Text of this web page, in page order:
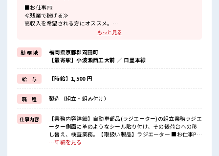
■お仕事PR
≪残業で稼げる≫
高収入を希望される方にオススメ。
残業は月20時間以上あります♪
明るすぎたり奇抜でなければ基本的に自由！
(規定有)制服があると毎日の服選びに悩まずOK♪
≪未経験OKの仕事≫
新しいことにチャレンジするのは不安だけど、
しっかり働く環境が整っています！
イチからスキルUP・ステップUP目指していきましょう！
≪自分に向いている仕事が探せる≫
困った事などがあれば、
担当がしっかりサポートします！
■職場の雰囲気
少人数の職場だから一緒に働く仲間との距離もグッと近い！
髪型にこだわりのあるアナタは必見！
もっと見る
勤 務 地
福岡県京都郡苅田町
【最寄駅】小波瀬西工大前 ／ 日豊本線
給 与 【時給】1,500 円
職 種 製造（組立・組み付け）
仕事内容
【業務内容詳細】自動車部品(ラジエーター)の組立業務ラジエ
ーター側面に革のようなシール貼り付け、その後荷台への移
し替え、検査業務。【取扱い製品】ラジエーター ■お仕事PR
≪残業で稼げる≫ 高収入を希望される方にオススメ。 残業は
…詳細を見る